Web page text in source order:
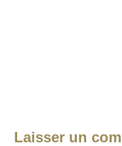
Laisser un